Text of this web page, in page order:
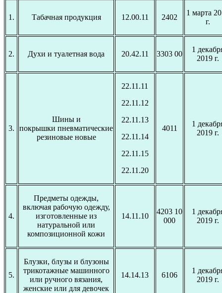
1. Табачная продукция 12.00.11 2402
1 марта
г.
2. Духи и туалетная вода 20.42.11 3303 00
1
2019 г.
3.
Шины и
покрышки пневматические
резиновые новые
22.11.11
22.11.12
22.11.13
22.11.14
22.11.15
22.11.20
4011
1
2019 г.
4.
Предметы одежды,
включая рабочую одежду,
изготовленные из
натуральной или
композиционной кожи
14.11.10
4203 10
000
1
2019 г.
5.
Блузки, блузы и блузоны
трикотажные машинного
или ручного вязания,
женские или для девочек
14.14.13 6106
1
2019 г.